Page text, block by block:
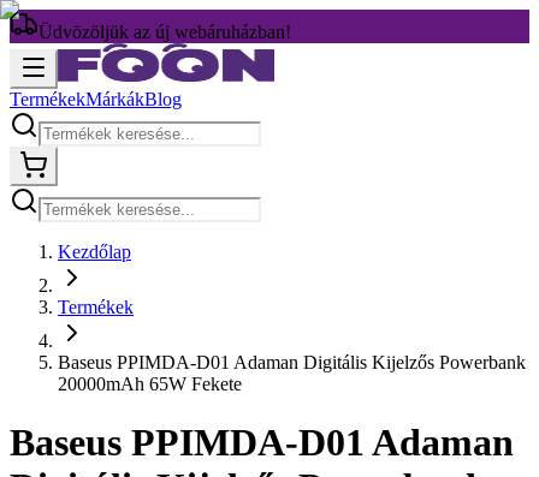
Üdvözöljük az új webáruházban!
TermékekMárkákBlog
Kezdőlap
Termékek
Baseus PPIMDA-D01 Adaman Digitális Kijelzős Powerbank
20000mAh 65W Fekete
Baseus PPIMDA-D01 Adaman